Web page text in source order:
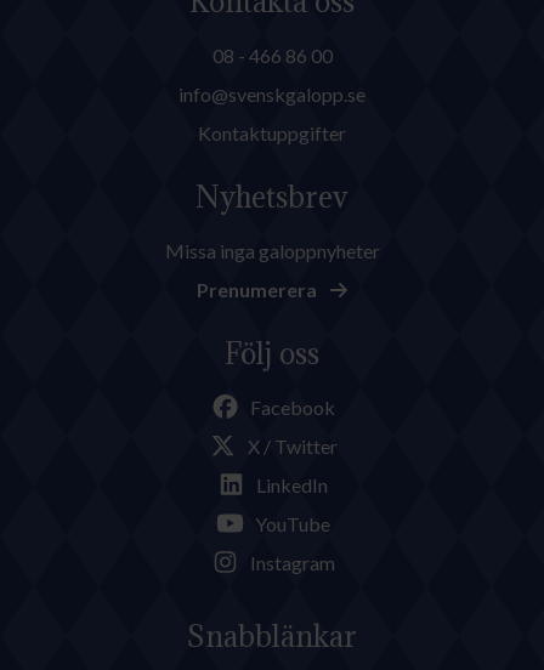
08 - 466 86 00
info@svenskgalopp.se
Kontaktuppgifter
Nyhetsbrev
Missa inga galoppnyheter
Prenumerera
Följ oss
Facebook
X / Twitter
LinkedIn
YouTube
Instagram
Snabblänkar